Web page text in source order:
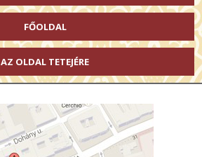
FŐOLDAL
AZ OLDAL TETEJÉRE